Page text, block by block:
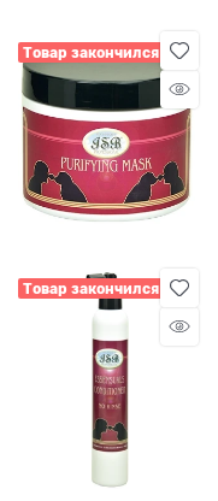
Товар закончился
Товар закончился